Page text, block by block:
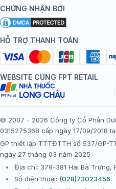
Chính sách nội dung
Chính sách bảo mật
Chính sách bảo mật dữ liệu cá
Chính sách thanh toán
Chính sách đổi trả gói, mũi
FPT Long Châu
Thể lệ chương trình “Tích
Đội ngũ bác sĩ, chuyên gia
Hệ thống trung tâm tiêm chủng
Khuyến mãi
Tôi nên tiêm gì?
Tiêm chủng đi nước ngoài
CHỨNG NHẬN BỞI
HỖ TRỢ THANH TOÁN
WEBSITE CÙNG FPT RETAIL
© 2007 - 2026 Công ty Cổ Phần
0315275368 cấp ngày 17/09/2018
GP thiết lập TTTĐTTH số 537/GP-
ngày 27 tháng 03 năm 2025
Địa chỉ: 379-381 Hai Bà Trưng,
Số điện thoại: (028)73023456